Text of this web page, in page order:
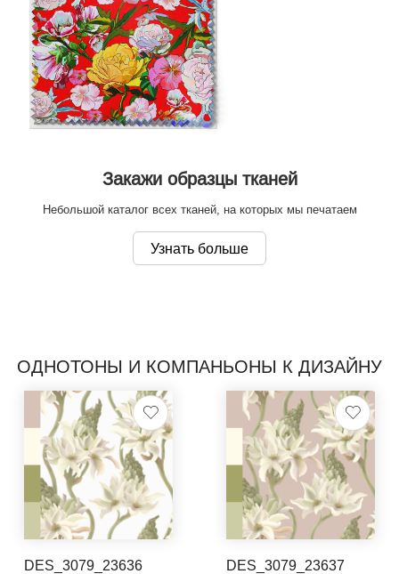
Закажи образцы тканей
Небольшой каталог всех тканей, на которых мы печатаем
Узнать больше
ОДНОТОНЫ И КОМПАНЬОНЫ К ДИЗАЙНУ
DES_3079_23636 DES_3079_23637